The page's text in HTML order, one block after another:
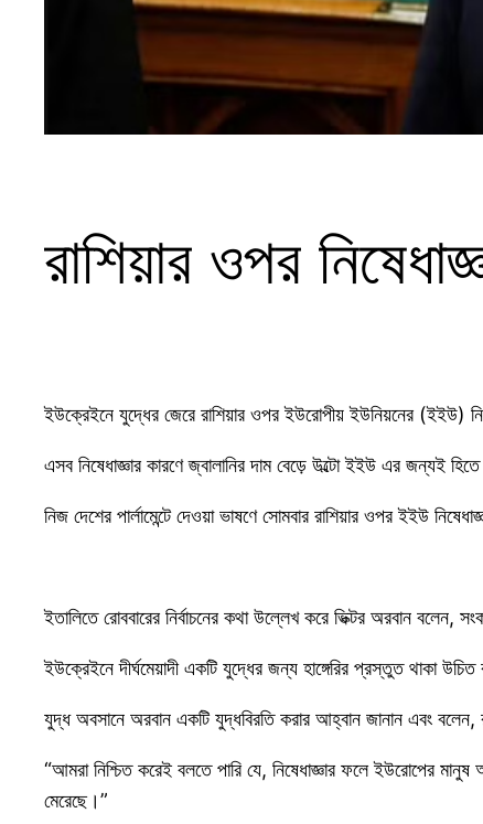
রাশিয়ার ওপর
ইউক্রেইনে যুদ্ধের জেরে রাশিয়ার ওপর ইউরোপীয় ইউনিয়নের (ইইউ)
এসব নিষেধাজ্ঞার কারণে জ্বালানির দাম বেড়ে উল্টো ইইউ এর জন্যই
নিজ দেশের পার্লামেন্টে দেওয়া ভাষণে সোমবার রাশিয়ার ওপর ইইউ
ইতালিতে রোববারের নির্বাচনের কথা উল্লেখ করে ভিক্টর অরবান
ইউক্রেইনে দীর্ঘমেয়াদী একটি যুদ্ধের জন্য হাঙ্গেরির প্রস্তুত থাকা
যুদ্ধ অবসানে অরবান একটি যুদ্ধবিরতি করার আহ্বান জানান এবং বলেন,
“আমরা নিশ্চিত করেই বলতে পারি যে, নিষেধাজ্ঞার ফলে ইউরোপের
মেরেছে।”